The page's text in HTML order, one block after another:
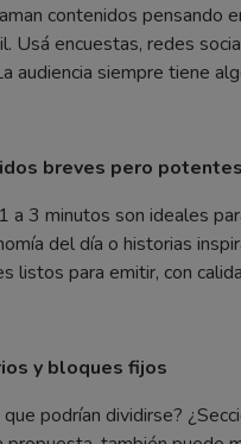
contenidos pensando
Usá encuestas, redes
audiencia siempre tiene
breves pero potentes
a 3 minutos son ideales
del día o historias
listos para emitir, con
y bloques fijos
podrían dividirse?